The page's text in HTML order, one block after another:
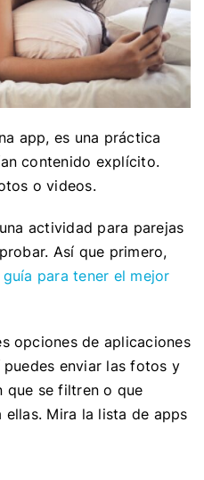
app, es una práctica
contenido explícito.
o videos.
actividad para parejas
Así que primero,
guía para tener el mejor
opciones de aplicaciones
enviar las fotos y
que se filtren o que
ellas. Mira la lista de apps